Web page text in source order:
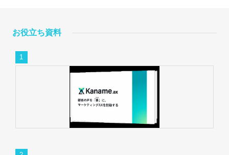
お役立ち資料